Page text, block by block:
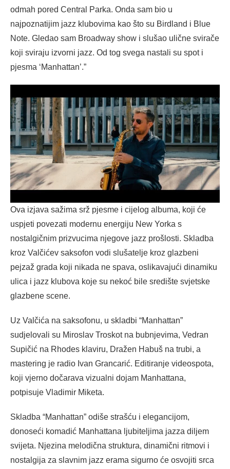
odmah pored Central Parka. Onda sam bio u
najpoznatijim jazz klubovima kao što su Birdland i Blue
Note. Gledao sam Broadway show i slušao ulične svirače
koji sviraju izvorni jazz. Od tog svega nastali su spot i
pjesma ‘Manhattan’.”
Ova izjava sažima srž pjesme i cijelog albuma, koji će
uspjeti povezati modernu energiju New Yorka s
nostalgičnim prizvucima njegove jazz prošlosti. Skladba
kroz Valčićev saksofon vodi slušatelje kroz glazbeni
pejzaž grada koji nikada ne spava, oslikavajući dinamiku
ulica i jazz klubova koje su nekoć bile središte svjetske
glazbene scene.
Uz Valčića na saksofonu, u skladbi “Manhattan”
sudjelovali su Miroslav Troskot na bubnjevima, Vedran
Supičić na Rhodes klaviru, Dražen Habuš na trubi, a
mastering je radio Ivan Grancarić. Editiranje videospota,
koji vjerno dočarava vizualni dojam Manhattana,
potpisuje Vladimir Miketa.
Skladba “Manhattan” odiše strašću i elegancijom,
donoseći komadić Manhattana ljubiteljima jazza diljem
svijeta. Njezina melodična struktura, dinamični ritmovi i
nostalgija za slavnim jazz erama sigurno će osvojiti srca